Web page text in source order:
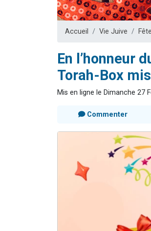
Accueil Vie Juive
En l’honneur
Torah-Box
Mis en ligne le Dimanche 27
Commenter